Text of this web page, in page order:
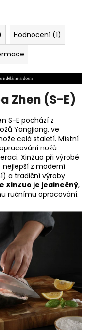
Hodnocení (1)
Zhen (S-E)
S-E pochází z
Yangjiang, ve
celá staletí. Místní
nožů
XinZuo při výrobě
z moderní
a tradiční výroby
XinZuo je jedinečný,
ručnímu opracování.